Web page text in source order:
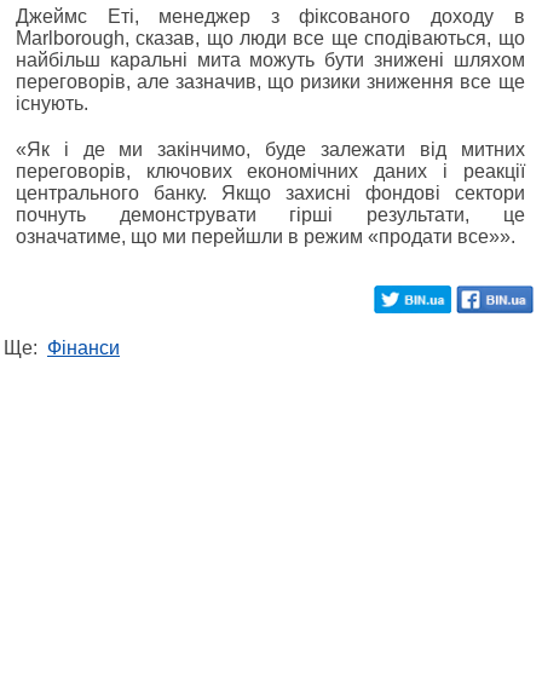
Джеймс Еті, менеджер з фіксованого доходу в
Marlborough, сказав, що люди все ще сподіваються, що
найбільш каральні мита можуть бути знижені шляхом
переговорів, але зазначив, що ризики зниження все ще
існують.
«Як і де ми закінчимо, буде залежати від митних
переговорів, ключових економічних даних і реакції
центрального банку. Якщо захисні фондові сектори
почнуть демонструвати гірші результати, це
означатиме, що ми перейшли в режим «продати все»».
Ще: Фінанси